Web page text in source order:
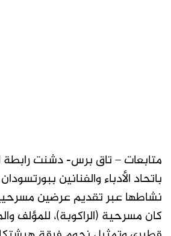
متابعات – تاق برس- دشنت رابطة
باتحاد الأدباء والفنانين
نشاطها عبر تقديم عرضين
كان مسرحية (الراكوبة)، للمؤلف